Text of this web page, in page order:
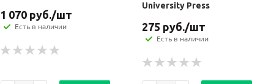
1 070 руб./шт
Есть в наличии
University Press
275 руб./шт
Есть в наличии